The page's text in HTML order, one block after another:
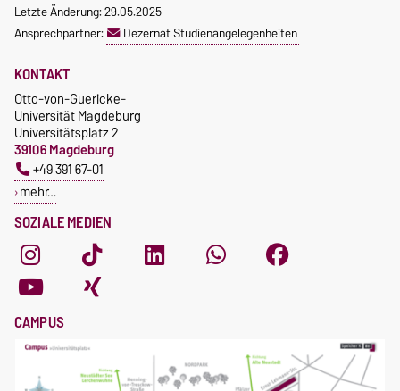
Letzte Änderung: 29.05.2025
Ansprechpartner:
Dezernat Studienangelegenheiten
SOZIALE MEDIEN
KONTAKT
Otto-von-Guericke-
Universität Magdeburg
Universitätsplatz 2
39106 Magdeburg
+49 391 67-01
mehr…
CAMPUS